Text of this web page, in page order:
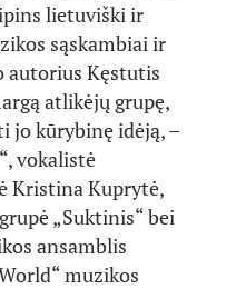
lietuviški ir
sąskambiai ir
autorius Kęstutis
atlikėjų grupę,
jo kūrybinę idėją, –
vokalistė
Kristina Kuprytė,
„Suktinis“ bei
ansamblis
muzikos